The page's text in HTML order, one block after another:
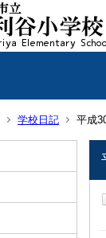
学校日記 平成